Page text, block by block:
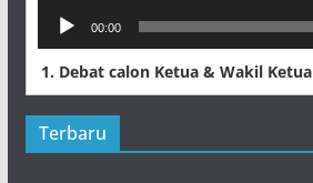
00:00
1. Debat calon Ketua & Wakil Ketua
Terbaru